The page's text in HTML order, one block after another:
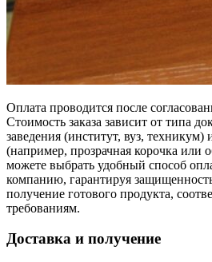
Оплата проводится после
Стоимость заказа зависит от типа
заведения (институт, вуз,
(например, прозрачная корочка или
можете выбрать удобный способ
компанию, гарантируя
получение готового продукта,
требованиям.
Доставка и получение